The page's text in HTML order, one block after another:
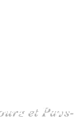
et Pays-